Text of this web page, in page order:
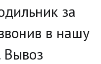
за
в нашу